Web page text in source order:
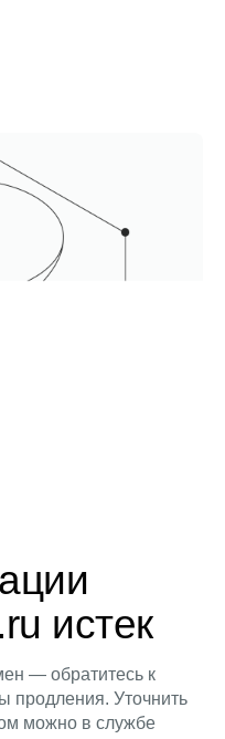
истек
— обратитесь к
продления. Уточнить
можно в службе